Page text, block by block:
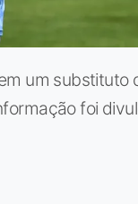
um substituto
foi